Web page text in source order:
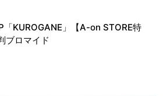
KUROGANE」【A-on STORE特
ブロマイド